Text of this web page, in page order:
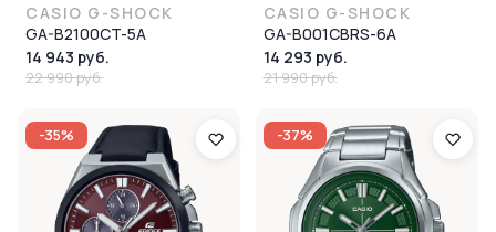
CASIO G-SHOCK
GA-B2100CT-5A
14 943 руб.
22 990 руб.
CASIO G-SHOCK
GA-B001CBRS-6A
14 293 руб.
21 990 руб.
-35% -37%